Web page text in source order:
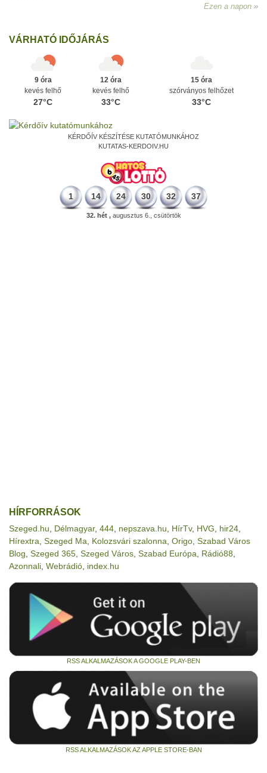
Ezen a napon
VÁRHATÓ IDŐJÁRÁS
9 óra
kevés felhő
27°C
12 óra
kevés felhő
33°C
15 óra
szórványos felhőzet
33°C
KÉRDŐÍV KÉSZÍTÉSE KUTATÓMUNKÁHOZ
KUTATAS-KERDOIV.HU
1 14 24 30 32 37
32. hét ,augusztus 6., csütörtök
HÍRFORRÁSOK
Szeged.hu Délmagyar, 444 nepszava.hu HírTv, HVG hir24
Hírextra Szeged Ma Kolozsvári szalonna Origo Szabad Város
Blog Szeged 365 Szeged Város Szabad Európa Rádió88
Azonnali Webrádió index.hu
RSS ALKALMAZÁSOK A GOOGLE PLAY-BEN
RSS ALKALMAZÁSOK AZ APPLE STORE-BAN